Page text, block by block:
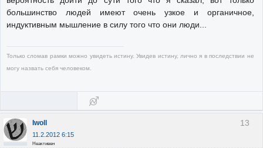
большинство людей имеют очень узкое и органичное,
индуктивным мышление в силу того что они люди...
Только сломав рамки можно увидеть истину. Увидев истину, лично я в последствии не
могу назвать себя человеком.
13
Iwoll
11.2.2012 6:15
Неактивен